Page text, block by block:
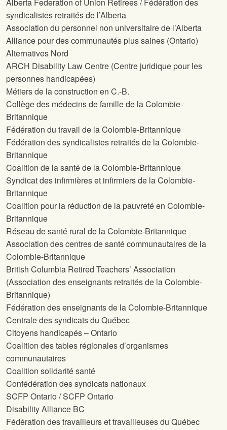
Alberta Federation of Union Retirees / Fédération des
syndicalistes retraités de l’Alberta
Association du personnel non universitaire de l’Alberta
Alliance pour des communautés plus saines (Ontario)
Alternatives Nord
ARCH Disability Law Centre (Centre juridique pour les
personnes handicapées)
Métiers de la construction en C.-B.
Collège des médecins de famille de la Colombie-
Britannique
Fédération du travail de la Colombie-Britannique
Fédération des syndicalistes retraités de la Colombie-
Britannique
Coalition de la santé de la Colombie-Britannique
Syndicat des infirmières et infirmiers de la Colombie-
Britannique
Coalition pour la réduction de la pauvreté en Colombie-
Britannique
Réseau de santé rural de la Colombie-Britannique
Association des centres de santé communautaires de la
Colombie-Britannique
British Columbia Retired Teachers’ Association
(Association des enseignants retraités de la Colombie-
Britannique)
Fédération des enseignants de la Colombie-Britannique
Centrale des syndicats du Québec
Citoyens handicapés – Ontario
Coalition des tables régionales d’organismes
communautaires
Coalition solidarité santé
Confédération des syndicats nationaux
SCFP Ontario / SCFP Ontario
Disability Alliance BC
Fédération des travailleurs et travailleuses du Québec